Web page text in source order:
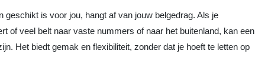
geschikt is voor jou, hangt af van jouw belgedrag. Als je
of veel belt naar vaste nummers of naar het buitenland, kan een
Het biedt gemak en flexibiliteit, zonder dat je hoeft te letten op